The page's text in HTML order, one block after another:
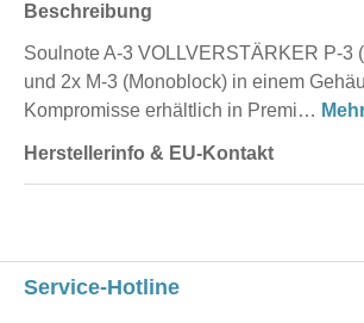
Beschreibung
Soulnote A-3 VOLLVERSTÄRKER P-3
und 2x M-3 (Monoblock) in einem
Kompromisse erhältlich in Premi…
Herstellerinfo & EU-Kontakt
Service-Hotline